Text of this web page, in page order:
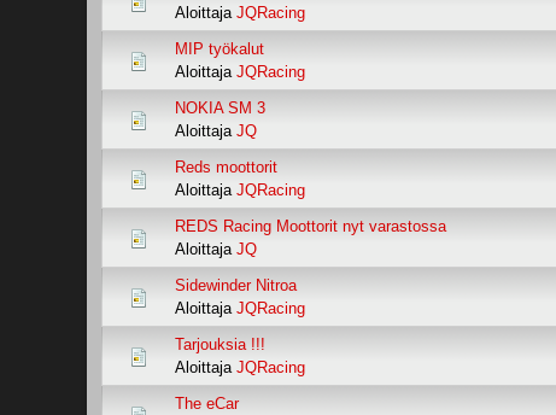
Aloittaja JQRacing
MIP työkalut
Aloittaja JQRacing
NOKIA SM 3
Aloittaja JQ
Reds moottorit
Aloittaja JQRacing
REDS Racing Moottorit nyt varastossa
Aloittaja JQ
Sidewinder Nitroa
Aloittaja JQRacing
Tarjouksia !!!
Aloittaja JQRacing
The eCar